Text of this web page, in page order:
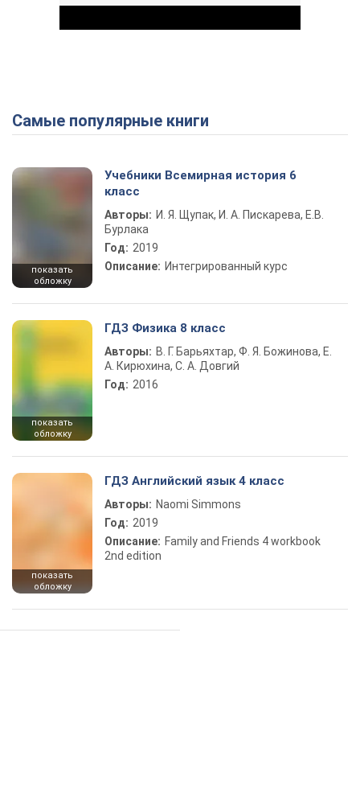
Play Video
Самые популярные книги
показать
обложку
Учебники Всемирная история 6
класс
Авторы: И. Я. Щупак, И. А. Пискарева, Е.В.
Бурлака
Год: 2019
Описание: Интегрированный курс
показать
обложку
ГДЗ Физика 8 класс
Авторы: В. Г. Барьяхтар, Ф. Я. Божинова, Е.
А. Кирюхина, С. А. Довгий
Год: 2016
показать
обложку
ГДЗ Английский язык 4 класс
Авторы: Naomi Simmons
Год: 2019
Описание: Family and Friends 4 workbook
2nd edition